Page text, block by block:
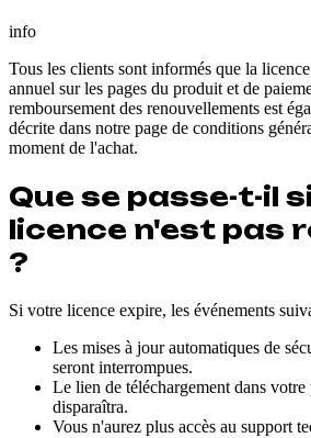
info
Tous les clients sont informés que la
annuel sur les pages du produit et de
remboursement des renouvellements est
décrite dans notre page de conditions
moment de l'achat.
Que se passe-t-il
licence n'est pas
?
Si votre licence expire, les événements
Les mises à jour automatiques de
seront interrompues.
Le lien de téléchargement dans
disparaîtra.
Vous n'aurez plus accès au support